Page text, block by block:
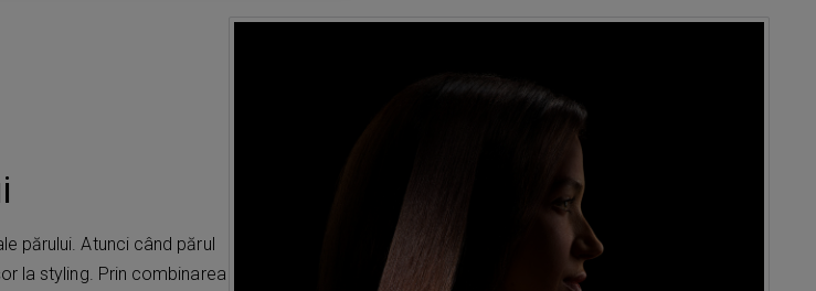
părului. Atunci când părul
la styling. Prin combinarea